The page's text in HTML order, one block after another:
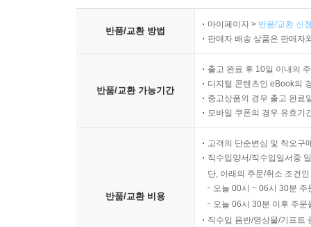
반품/교환 방법
마이페이지 > 반품/교환 신
판매자 배송 상품은 판매자
반품/교환 가능기간
출고 완료 후 10일 이내의
디지털 콘텐츠인 eBook의
중고상품의 경우 출고 완료
모바일 쿠폰의 경우 유효기
반품/교환 비용
고객의 단순변심 및 착오구
직수입양서/직수입일서중
단, 아래의 주문/취소 조건
오늘 00시 ~ 06시 30분
오늘 06시 30분 이후 주
직수입 음반/영상물/기프트